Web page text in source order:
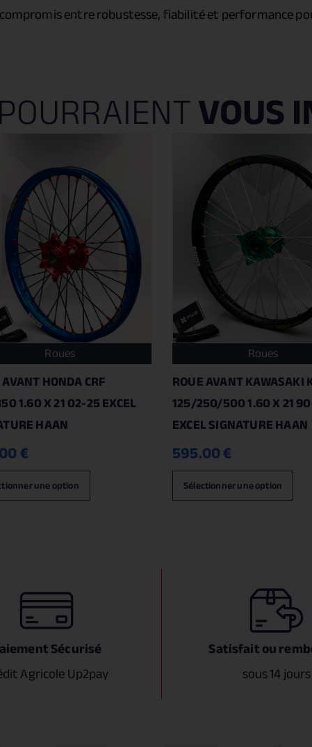
entre robustesse, fiabilité et performance
POURRAIENTVOUS
Roues
HONDA CRF
1.60 X 21 02-25 EXCEL
HAAN
€
une option
Roues
ROUE AVANT KAWASAKI
125/250/500 1.60 X 21
EXCEL SIGNATURE HAAN
595.00€
Sélectionner une option
Sécurisé
Agricole Up2pay
Satisfait ou
sous 14 jours